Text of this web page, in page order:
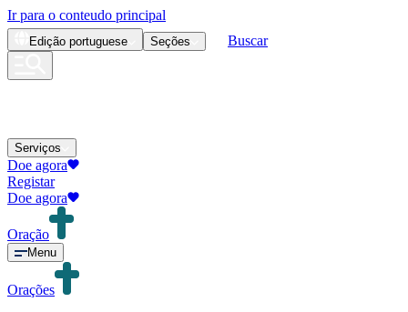
Ir para o conteudo principal
Edição portuguese Seções Buscar
Serviços
Doe agora
Registar
Doe agora
Oração
Menu
Orações